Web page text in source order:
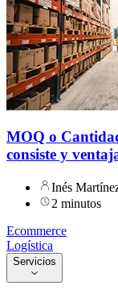
MOQ o
consiste y
Inés
2 minutos
Ecommerce
Logística
Servicios